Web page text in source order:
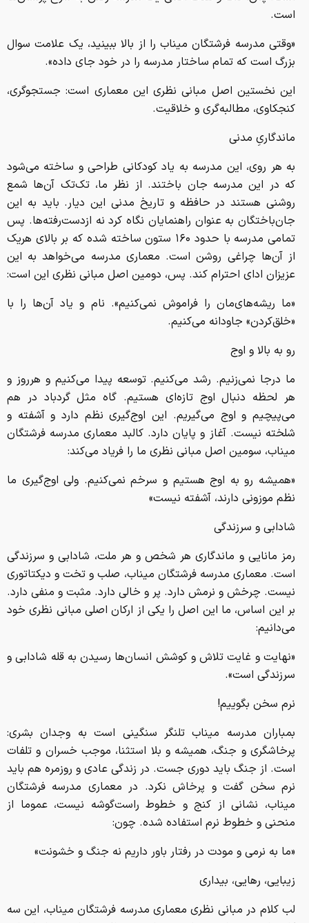
است.
«وقتی مدرسه فرشتگان میناب را از بالا ببینید، یک علامت سوال
بزرگ است که تمام ساختار مدرسه را در خود جای داده».
این نخستین اصل مبانی نظری این معماری است: جستجوگری،
کنجکاوی، مطالبه‌گری و خلاقیت.
ماندگاریِ مدنی
به هر روی، این مدرسه به یاد کودکانی طراحی و ساخته می‌شود
که در این مدرسه جان باختند. از نظر ما، تک‌تک آن‌ها شمع
روشنی هستند در حافظه و تاریخ مدنی این دیار. باید به این
جان‌باختگان به عنوان راهنمایان نگاه کرد نه ازدست‌رفته‌ها. پس
تمامی مدرسه با حدود ۱۶۰ ستون ساخته شده که بر بالای هریک
از آن‌ها چراغی روشن است. معماری مدرسه می‌خواهد به این
عزیزان ادای احترام کند. پس، دومین اصل مبانی نظری این است:
«ما ریشه‌های‌مان را فراموش نمی‌کنیم». نام و یاد آن‌ها را با
«خلق‌کردن» جاودانه می‌کنیم.
رو به بالا و اوج
ما درجا نمی‌زنیم. رشد می‌کنیم. توسعه پیدا می‌کنیم و هرروز و
هر لحظه دنبال اوج تازه‌ای هستیم. گاه مثل گردباد در هم
می‌پیچیم و اوج می‌گیریم. این اوج‌گیری نظم دارد و آشفته و
شلخته نیست. آغاز و پایان دارد. کالبد معماری مدرسه فرشتگان
میناب، سومین اصل مبانی نظری ما را فریاد می‌کند:
«همیشه رو به اوج هستیم و سرخم نمی‌کنیم. ولی اوج‌گیری ما
نظم موزونی دارند، آشفته نیست»
شادابی و سرزندگی
رمز مانایی و ماندگاری هر شخص و هر ملت، شادابی و سرزندگی
است. معماری مدرسه فرشتگان میناب، صلب و تخت و دیکتاتوری
نیست. چرخش و نرمش دارد. پر و خالی دارد. مثبت و منفی دارد.
بر این اساس، ما این اصل را یکی از ارکان اصلی مبانی نظری خود
می‌دانیم:
«نهایت و غایت تلاش و کوشش انسان‌ها رسیدن به قله شادابی و
سرزندگی است».
نرم سخن بگوییم!
بمباران مدرسه میناب تلنگر سنگینی است به وجدان بشری:
پرخاشگری و جنگ، همیشه و بلا استثنا، موجب خسران و تلفات
است. از جنگ باید دوری جست. در زندگی عادی و روزمره هم باید
نرم سخن گفت و پرخاش نکرد. در معماری مدرسه فرشتگان
میناب، نشانی از کنج و خطوط راست‌گوشه نیست، عموما از
منحنی و خطوط نرم استفاده شده. چون:
«ما به نرمی و مودت در رفتار باور داریم نه جنگ و خشونت»
زیبایی، رهایی، بیداری
لب کلام در مبانی نظری معماری مدرسه فرشتگان میناب، این سه